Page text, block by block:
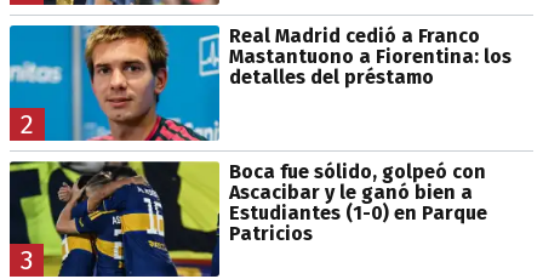
2
Real Madrid cedió a Franco
Mastantuono a Fiorentina: los
detalles del préstamo
3
Boca fue sólido, golpeó con
Ascacibar y le ganó bien a
Estudiantes (1-0) en Parque
Patricios